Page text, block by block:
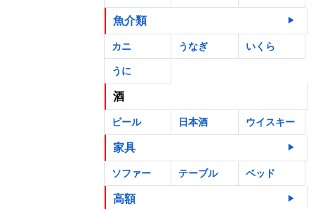
魚介類
カニ うなぎ いくら
うに
酒
ビール 日本酒 ウイスキー
家具
ソファー テーブル ベッド
高額